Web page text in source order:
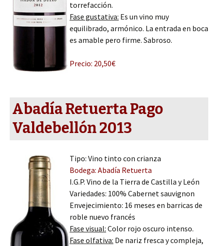
torrefacción.
Fase gustativa: Es un vino muy
equilibrado, armónico. La entrada en boca
es amable pero firme. Sabroso.
Precio: 20,50€
Abadía Retuerta Pago
Valdebellón 2013
Tipo: Vino tinto con crianza
Bodega: Abadía Retuerta
I.G.P. Vino de la Tierra de Castilla y León
Variedades: 100% Cabernet sauvignon
Envejecimiento: 16 meses en barricas de
roble nuevo francés
Fase visual: Color rojo oscuro intenso.
Fase olfativa: De nariz fresca y compleja,